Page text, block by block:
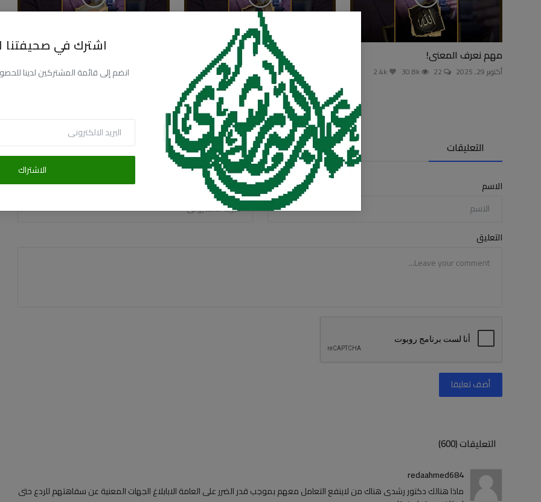
اشترك في صحيفتنا
انضم إلى قائمة المشتركين لدينا
الاشتراك
مهم نعرف المعنى!
أكتوبر 29, 2025
هو لبس الألوان حرام!؟
49
50k
3.9k
44
57.3k
4.3k
التعليقات
الاسم البريد الالكترونى
التعليق
أضف تعليقا
التعليقات (600)
redaahmed684
ماذا هنالك دكتور رشدى هناك من لاينفع التعامل معهم بموجب قدر الضرر على العامة الابابلاغ الجهات المعنية عن سفاهتهم للردع حتى